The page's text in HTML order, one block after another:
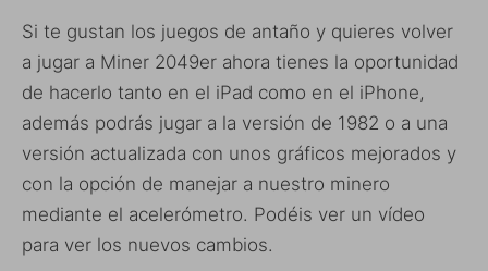
Si te gustan los juegos de antaño y quieres volver
a jugar a Miner 2049er ahora tienes la oportunidad
de hacerlo tanto en el iPad como en el iPhone,
además podrás jugar a la versión de 1982 o a una
versión actualizada con unos gráficos mejorados y
con la opción de manejar a nuestro minero
mediante el acelerómetro. Podéis ver un vídeo
para ver los nuevos cambios.